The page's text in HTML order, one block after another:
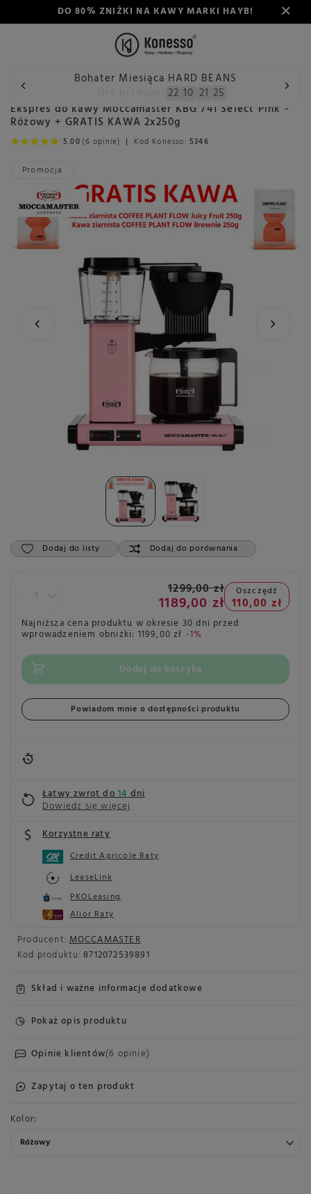
DO 80% ZNIŻKI NA KAWY MARKI HAYB!
Bohater Miesiąca HARD BEANS
22 10 21 23
Wstecz Konesso Ekspresy do kawy Producent
Promocja
Ekspres do kawy Moccamaster KBG 741 Select Pink -
Różowy + GRATIS KAWA 2x250g
5.00 (6 opinie) Kod Konesso: 5346
Dodaj do listy Dodaj do porównania
Producent: MOCCAMASTER
Kod produktu: 8712072539891
Skład i ważne informacje dodatkowe
Pokaż opis produktu
Opinie klientów(6 opinie)
Zapytaj o ten produkt
Kolor
Różowy
1299,00 zł
1189,00 zł
Oszczędź
110,00 zł
Najniższa cena produktu w okresie 30 dni przed
wprowadzeniem obniżki: 1199,00 zł -1%
Dodaj do koszyka
Powiadom mnie o dostępności produktu
Łatwy zwrot do14dni
Dowiedz się więcej
Korzystne raty
Credit Agricole Raty
LeaseLink
PKOLeasing
Alior Raty